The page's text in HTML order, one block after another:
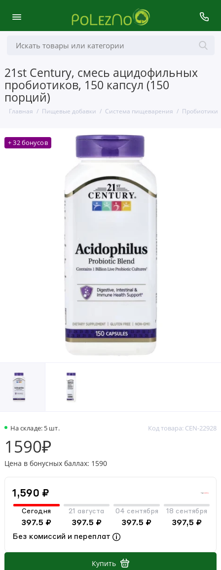
21st Century, смесь ацидофильных
пробиотиков, 150 капсул (150
порций)
Главная Пищевые добавки Система пищеварения Пробиотики
+ 32 бонусов
На складе: 5 шт. Код товара: CEN-22928
1590₽
Цена в бонусных баллах: 1590
1,590 ₽
Сегодня
397.5 ₽
21 августа
397.5 ₽
04 сентября
397.5 ₽
18 сентября
397,5 ₽
Без комиссий и переплат
Купить